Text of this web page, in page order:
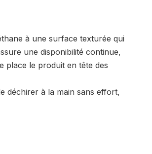
à une surface texturée qui
une disponibilité continue,
place le produit en tête des
déchirer à la main sans effort,